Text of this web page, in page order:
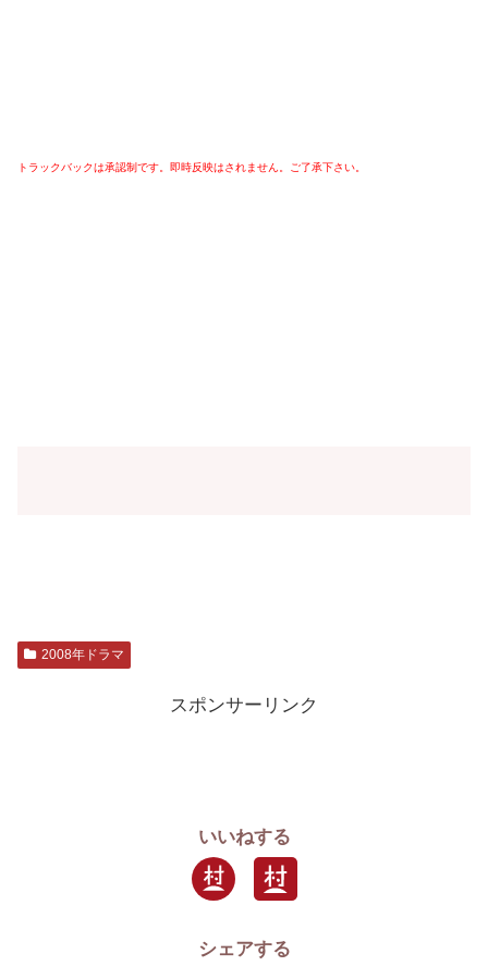
トラックバックは承認制です。即時反映はされません。ご了承下さい。
2008年ドラマ
スポンサーリンク
いいねする
シェアする